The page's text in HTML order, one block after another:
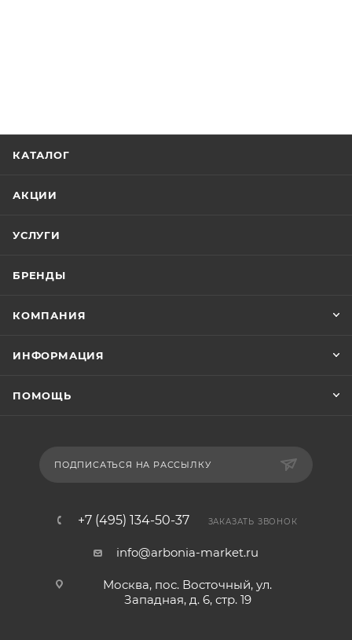
КАТАЛОГ
АКЦИИ
УСЛУГИ
БРЕНДЫ
КОМПАНИЯ
ИНФОРМАЦИЯ
ПОМОЩЬ
ПОДПИСАТЬСЯ НА РАССЫЛКУ
+7 (495) 134-50-37 ЗАКАЗАТЬ ЗВОНОК
info@arbonia-market.ru
Москва, пос. Восточный, ул.
Западная, д. 6, стр. 19